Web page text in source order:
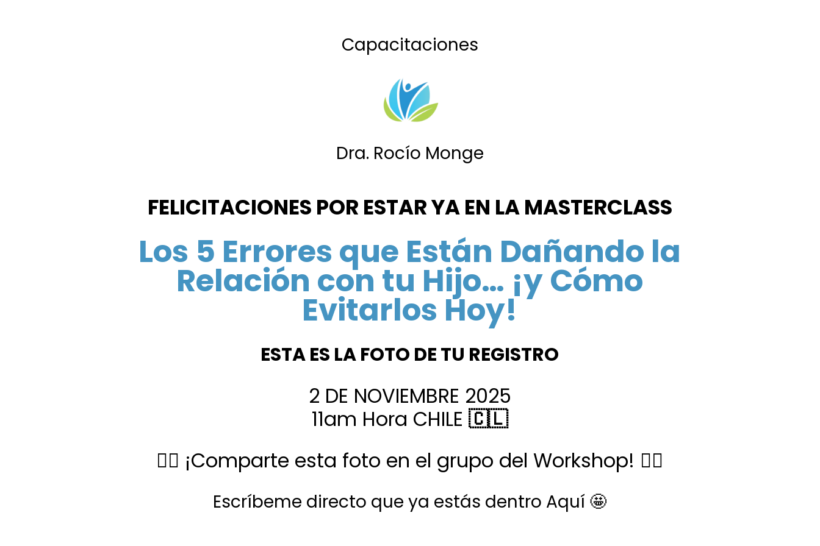
Capacitaciones
Dra. Rocío Monge
FELICITACIONES POR ESTAR YA EN LA MASTERCLASS
Los 5 Errores que Están Dañando la
Relación con tu Hijo… ¡y Cómo
Evitarlos Hoy!
ESTA ES LA FOTO DE TU REGISTRO
2 DE NOVIEMBRE 2025
11am Hora CHILE🇨🇱
✋🏻 ¡Comparte esta foto en el grupo del Workshop! ✋🏻
Escríbeme directo que ya estás dentro Aquí 🤩